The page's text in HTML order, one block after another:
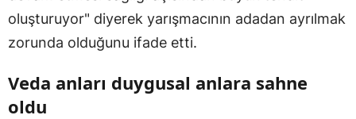
oluşturuyor" diyerek yarışmacının adadan ayrılmak
zorunda olduğunu ifade etti.
Veda anları duygusal anlara sahne
oldu